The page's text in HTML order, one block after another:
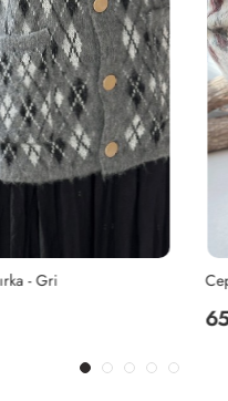
Cepli
659.99